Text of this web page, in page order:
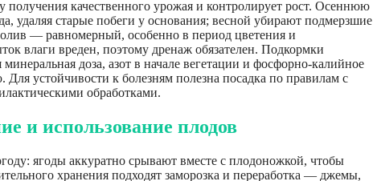
получения качественного урожая и контролирует рост. Осеннюю
удаляя старые побеги у основания; весной убирают подмерзшие
— равномерный, особенно в период цветения и
влаги вреден, поэтому дренаж обязателен. Подкормки
доза, азот в начале вегетации и фосфорно-калийное
устойчивости к болезням полезна посадка по правилам с
обработками.
и использование плодов
ягоды аккуратно срывают вместе с плодоножкой, чтобы
хранения подходят заморозка и переработка — джемы,